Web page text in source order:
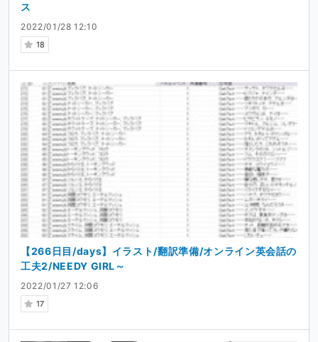
2022/01/28 12:10
18
ス
2022/01/27 12:06
17
【266日目/days】イラスト/翻訳準備/オンライン英会話の
工夫2/NEEDY GIRL～